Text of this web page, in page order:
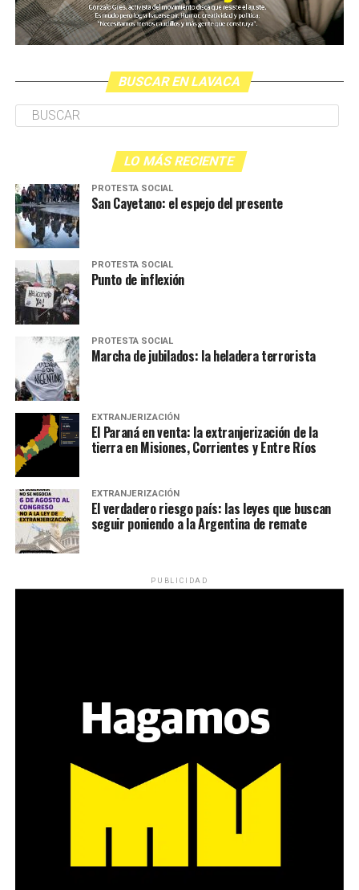
BUSCAR EN LAVACA
LO MÁS RECIENTE
PROTESTA SOCIAL
San Cayetano: el espejo del presente
PROTESTA SOCIAL
Punto de inflexión
PROTESTA SOCIAL
Marcha de jubilados: la heladera terrorista
EXTRANJERIZACIÓN
El Paraná en venta: la extranjerización de la
tierra en Misiones, Corrientes y Entre Ríos
EXTRANJERIZACIÓN
El verdadero riesgo país: las leyes que buscan
seguir poniendo a la Argentina de remate
PUBLICIDAD